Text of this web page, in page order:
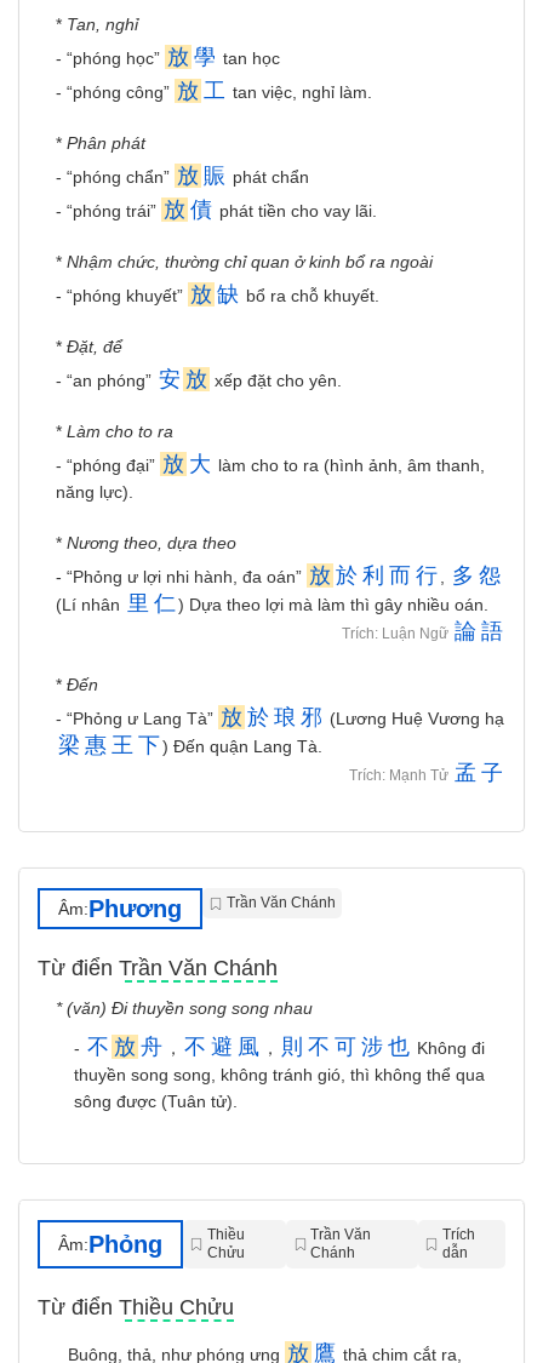
* Tan, nghỉ
- “phóng học” 放 學 tan học
- “phóng công” 放 工 tan việc, nghỉ làm.
* Phân phát
- “phóng chẩn” 放 賑 phát chẩn
- “phóng trái” 放 債 phát tiền cho vay lãi.
* Nhậm chức, thường chỉ quan ở kinh bổ ra ngoài
- “phóng khuyết” 放 缺 bổ ra chỗ khuyết.
* Đặt, để
- “an phóng” 安 放 xếp đặt cho yên.
* Làm cho to ra
- “phóng đại” 放 大 làm cho to ra (hình ảnh, âm thanh,
năng lực).
* Nương theo, dựa theo
- “Phỏng ư lợi nhi hành, đa oán” 放 於 利 而 行 多 怨
(Lí nhân 里 仁) Dựa theo lợi mà làm thì gây nhiều oán.
Trích: Luận Ngữ 論 語
* Đến
- “Phỏng ư Lang Tà” 放 於 琅 邪 (Lương Huệ Vương hạ
梁 惠 王 下) Đến quận Lang Tà.
Trích: Mạnh Tử 孟 子
Âm:Phương Trần Văn Chánh
Từ điển Trần Văn Chánh
* (văn) Đi thuyền song song nhau
- 不 放 舟 ， 不 避 風 ， 則 不 可 涉 也 Không đi
thuyền song song, không tránh gió, thì không thể qua
sông được (Tuân tử).
Âm:Phỏng
Thiều
Chửu
Trần Văn
Chánh
Trích
dẫn
Từ điển Thiều Chửu
Buông, thả, như phóng ưng 放 鷹 thả chim cắt ra,